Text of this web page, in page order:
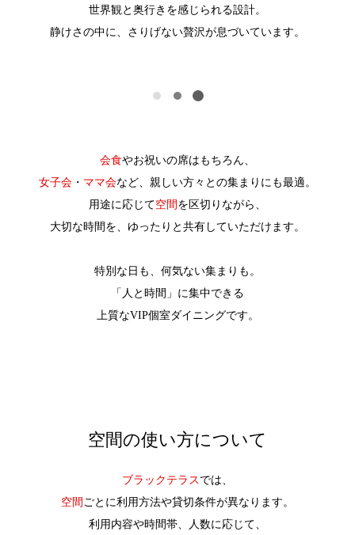
世界観と奥行きを感じられる設計。
静けさの中に、さりげない贅沢が息づいています。
会食やお祝いの席はもちろん、
女子会 ・ ママ会など、親しい方々との集まりにも最適。
用途に応じて空間 を区切りながら、
大切な時間を、ゆったりと共有していただけます。
特別な日も、何気ない集まりも。
「人と時間」に集中できる
上質なVIP個室ダイニングです。
空間の使い方について
ブラックテラス では、
空間 ごとに利用方法や貸切条件が異なります。
利用内容や時間帯、人数に応じて、